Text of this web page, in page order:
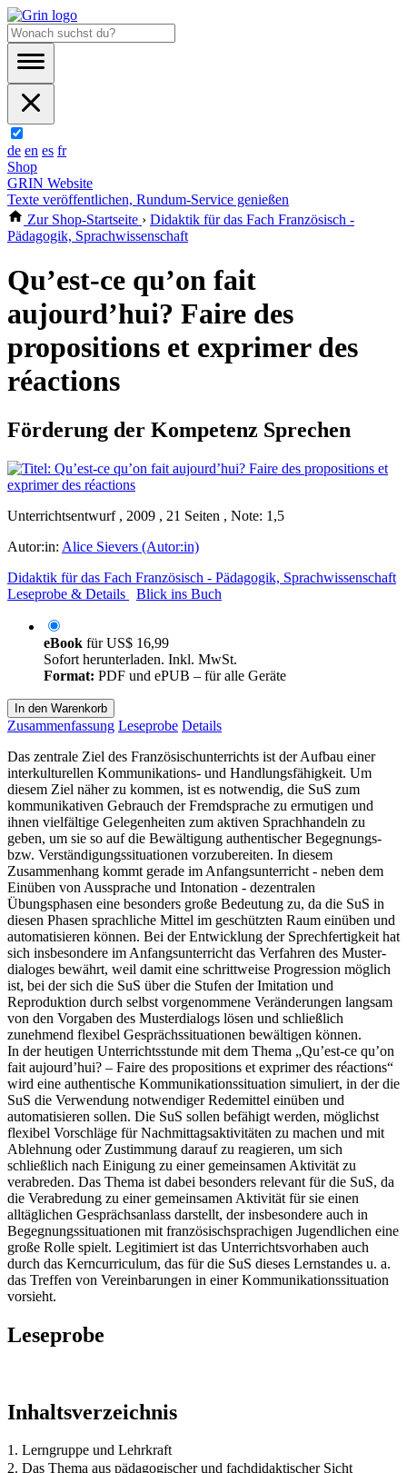
de en es fr
Shop
GRIN Website
Texte veröffentlichen, Rundum-Service genießen
Zur Shop-Startseite › Didaktik für das Fach Französisch -
Pädagogik, Sprachwissenschaft
Qu’est-ce qu’on fait
aujourd’hui? Faire des
propositions et exprimer des
réactions
Förderung der Kompetenz Sprechen
Unterrichtsentwurf , 2009 , 21 Seiten , Note: 1,5
Autor:in: Alice Sievers (Autor:in)
Didaktik für das Fach Französisch - Pädagogik, Sprachwissenschaft
Leseprobe & Details
Blick ins Buch
eBook fürUS$ 16,99
Sofort herunterladen. Inkl. MwSt.
Format: PDF und ePUB – für alle Geräte
In den Warenkorb
Zusammenfassung Leseprobe Details
Das zentrale Ziel des Französischunterrichts ist der Aufbau einer
interkulturellen Kommunikations- und Handlungsfähigkeit. Um
diesem Ziel näher zu kommen, ist es notwendig, die SuS zum
kommunikativen Gebrauch der Fremdsprache zu ermutigen und
ihnen vielfältige Gelegenheiten zum aktiven Sprachhandeln zu
geben, um sie so auf die Bewältigung authentischer Begegnungs-
bzw. Verständigungssituationen vorzubereiten. In diesem
Zusammenhang kommt gerade im Anfangsunterricht - neben dem
Einüben von Aussprache und Intonation - dezentralen
Übungsphasen eine besonders große Bedeutung zu, da die SuS in
diesen Phasen sprachliche Mittel im geschützten Raum einüben und
automatisieren können. Bei der Entwicklung der Sprechfertigkeit hat
sich insbesondere im Anfangsunterricht das Verfahren des Muster-
dialoges bewährt, weil damit eine schrittweise Progression möglich
ist, bei der sich die SuS über die Stufen der Imitation und
Reproduktion durch selbst vorgenommene Veränderungen langsam
von den Vorgaben des Musterdialogs lösen und schließlich
zunehmend flexibel Gesprächssituationen bewältigen können.
In der heutigen Unterrichtsstunde mit dem Thema „Qu’est-ce qu’on
fait aujourd’hui? – Faire des propositions et exprimer des réactions“
wird eine authentische Kommunikationssituation simuliert, in der die
SuS die Verwendung notwendiger Redemittel einüben und
automatisieren sollen. Die SuS sollen befähigt werden, möglichst
flexibel Vorschläge für Nachmittagsaktivitäten zu machen und mit
Ablehnung oder Zustimmung darauf zu reagieren, um sich
schließlich nach Einigung zu einer gemeinsamen Aktivität zu
verabreden. Das Thema ist dabei besonders relevant für die SuS, da
die Verabredung zu einer gemeinsamen Aktivität für sie einen
alltäglichen Gesprächsanlass darstellt, der insbesondere auch in
Begegnungssituationen mit französischsprachigen Jugendlichen eine
große Rolle spielt. Legitimiert ist das Unterrichtsvorhaben auch
durch das Kerncurriculum, das für die SuS dieses Lernstandes u. a.
das Treffen von Vereinbarungen in einer Kommunikationssituation
vorsieht.
Leseprobe
Inhaltsverzeichnis
1. Lerngruppe und Lehrkraft
2. Das Thema aus pädagogischer und fachdidaktischer Sicht